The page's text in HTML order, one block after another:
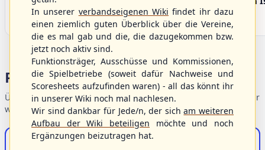
Beavers
Portalbereiche
Übersicht der Verbandsbereiche – wählen Sie einen Einstieg für
weiterführende Informationen.
S/HBV-Shop
In unserer verbandseigenen Wiki findet ihr dazu
einen ziemlich guten Überblick über die Vereine,
die es mal gab und die, die dazugekommen bzw.
jetzt noch aktiv sind.
Funktionsträger, Ausschüsse und Kommissionen,
die Spielbetriebe (soweit dafür Nachweise und
Scoresheets aufzufinden waren) - all das könnt ihr
in unserer Wiki noch mal nachlesen.
Wir sind dankbar für Jede/n, der sicham weiteren
Aufbau der Wiki beteiligen möchte und noch
Ergänzungen beizutragen hat.